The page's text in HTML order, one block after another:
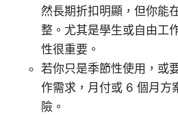
然長期折扣明顯，但你能
整。尤其是學生或自由工
性很重要。
若你只是季節性使用，或
作需求，月付或 6 個月方
險。